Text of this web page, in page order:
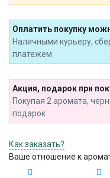
Оплатить покупку
Наличными курьеру,
платежем
Акция, подарок при
Покупая 2 аромата,
подарок
Как заказать?
Ваше отношение к